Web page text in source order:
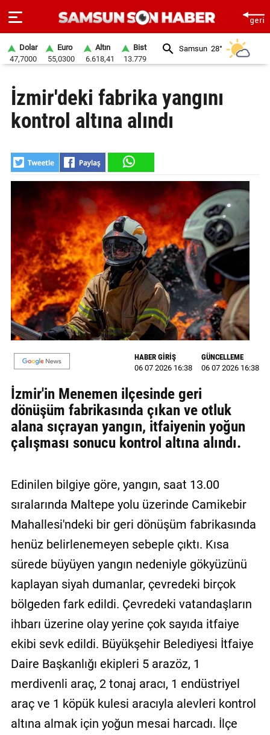
SAYFA
SAMSUN
SAMSUNSPOR
GÜNDEM
SİYASET
EKONOMİ
DÜNYA
MAGAZİN
GALERİ
YAZARLAR
BİZE
ULAŞIN
Künye
Gizlilik
Politikası
Dolar
47,7000
Euro
55,0300
Altın
6.618,41
Bist
13.779
Samsun 28°
İzmir'deki fabrika yangını
kontrol altına alındı
HABER GİRİŞ
06 07 2026 16:38
GÜNCELLEME
06 07 2026 16:38
İzmir'in Menemen ilçesinde geri
dönüşüm fabrikasında çıkan ve otluk
alana sıçrayan yangın, itfaiyenin yoğun
çalışması sonucu kontrol altına alındı.
Edinilen bilgiye göre, yangın, saat 13.00
sıralarında Maltepe yolu üzerinde Camikebir
Mahallesi'ndeki bir geri dönüşüm fabrikasında
henüz belirlenemeyen sebeple çıktı. Kısa
sürede büyüyen yangın nedeniyle gökyüzünü
kaplayan siyah dumanlar, çevredeki birçok
bölgeden fark edildi. Çevredeki vatandaşların
ihbarı üzerine olay yerine çok sayıda itfaiye
ekibi sevk edildi. Büyükşehir Belediyesi İtfaiye
Daire Başkanlığı ekipleri 5 arazöz, 1
merdivenli araç, 2 tonaj aracı, 1 endüstriyel
araç ve 1 köpük kulesi aracıyla alevleri kontrol
altına almak için yoğun mesai harcadı. İlçe